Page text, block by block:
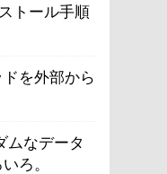
トール手順
ドを外部から
ムなデータ
ろ。